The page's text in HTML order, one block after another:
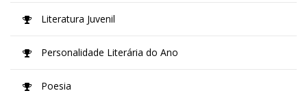
Literatura Juvenil
Personalidade Literária do Ano
Poesia